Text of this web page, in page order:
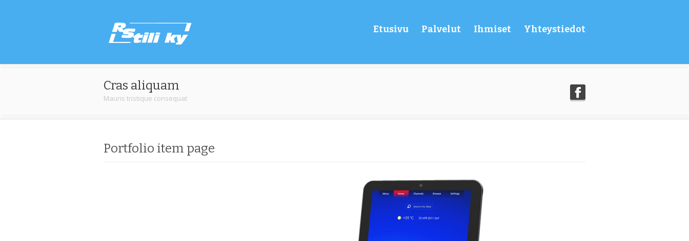
Etusivu Palvelut Ihmiset Yhteystiedot
Cras aliquam
Mauris tristique consequat
Portfolio item page